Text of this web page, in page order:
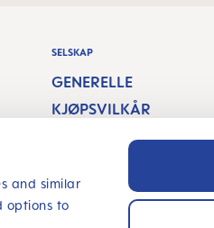
and similar
options to
SELSKAP
GENERELLE
KJØPSVILKÅR
DATASIKKERHET
TILGJENGELIGHETS